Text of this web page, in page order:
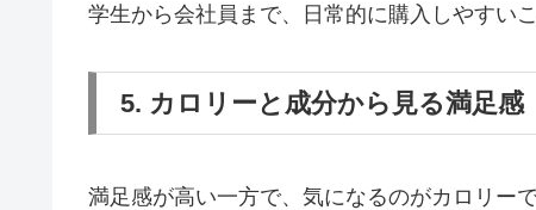
学生から会社員まで、日常的に購入しやすい
5. カロリーと成分から見る満足感
満足感が高い一方で、気になるのがカロリー